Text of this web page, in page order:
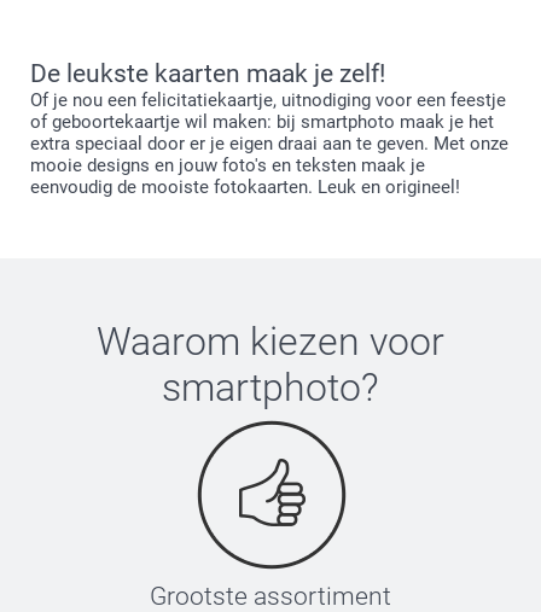
De leukste kaarten maak je zelf!
Of je nou een felicitatiekaartje, uitnodiging voor een feestje
of geboortekaartje wil maken: bij smartphoto maak je het
extra speciaal door er je eigen draai aan te geven. Met onze
mooie designs en jouw foto's en teksten maak je
eenvoudig de mooiste fotokaarten. Leuk en origineel!
Waarom kiezen voor
smartphoto?
Grootste assortiment